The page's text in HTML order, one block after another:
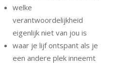
welke
verantwoordelijkheid
eigenlijk niet van jou is
waar je lijf ontspant als je
een andere plek inneemt